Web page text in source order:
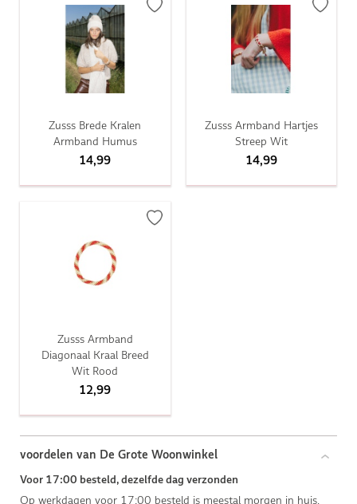
Zusss Brede Kralen
Armband Humus
14,99
Zusss Armband Hartjes
Streep Wit
14,99
Zusss Armband
Diagonaal Kraal Breed
Wit Rood
12,99
voordelen van De Grote Woonwinkel
Voor 17:00 besteld, dezelfde dag verzonden
Op werkdagen voor 17:00 besteld is meestal morgen in huis.